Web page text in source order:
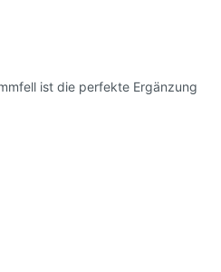
ist die perfekte Ergänzung